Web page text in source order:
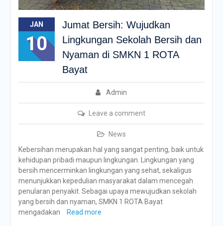
JAN
10
Jumat Bersih: Wujudkan
Lingkungan Sekolah Bersih dan
Nyaman di SMKN 1 ROTA
Bayat
Admin
Leave a comment
News
Kebersihan merupakan hal yang sangat penting, baik untuk
kehidupan pribadi maupun lingkungan. Lingkungan yang
bersih mencerminkan lingkungan yang sehat, sekaligus
menunjukkan kepedulian masyarakat dalam mencegah
penularan penyakit. Sebagai upaya mewujudkan sekolah
yang bersih dan nyaman, SMKN 1 ROTA Bayat
mengadakan
Read more